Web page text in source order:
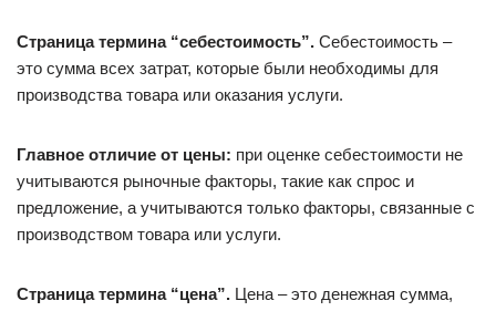
Страница термина “себестоимость”. Себестоимость –
это сумма всех затрат, которые были необходимы для
производства товара или оказания услуги.
Главное отличие от цены: при оценке себестоимости не
учитываются рыночные факторы, такие как спрос и
предложение, а учитываются только факторы, связанные с
производством товара или услуги.
Страница термина “цена”. Цена – это денежная сумма,